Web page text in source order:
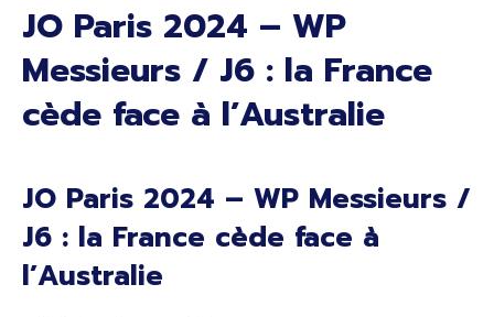
JO Paris 2024 – WP
Messieurs / J6 : la France
cède face à l’Australie
JO Paris 2024 – WP Messieurs /
J6 : la France cède face à
l’Australie